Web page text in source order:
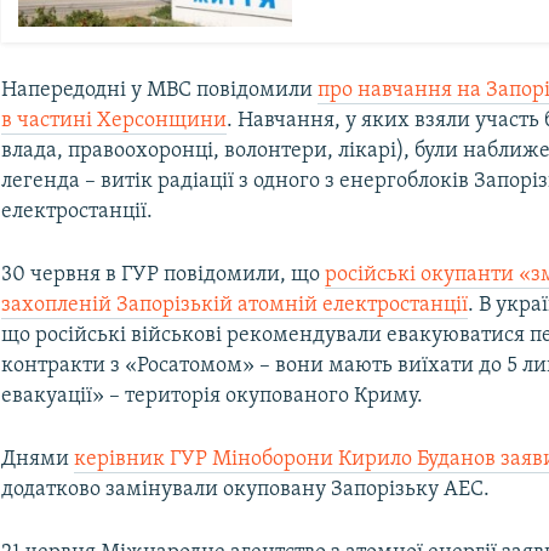
Напередодні у МВС повідомилипро навчання на
в частині Херсонщини. Навчання, у яких взяли участь
влада, правоохоронці, волонтери, лікарі), були
легенда – витік радіації з одного з енергоблоків
електростанції.
30 червня в ГУР повідомили, щоросійські окупанти
захопленій Запорізькій атомній електростанції. В
що російські військові рекомендували евакуюватися
контракти з «Росатомом» – вони мають виїхати до 5
евакуації» – територія окупованого Криму.
Днямикерівник ГУР Міноборони Кирило Буданов
додатково замінували окуповану Запорізьку АЕС.